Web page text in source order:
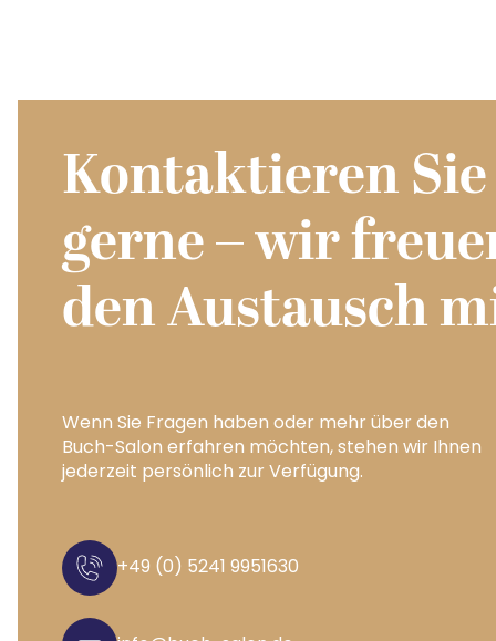
Kontaktieren
gerne – wir
den Austausch
Wenn Sie Fragen haben oder mehr über den
Buch-Salon erfahren möchten, stehen wir Ihnen
jederzeit persönlich zur Verfügung.
+49 (0) 5241 9951630